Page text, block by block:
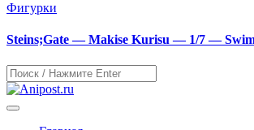
Фигурки
Steins;Gate — Makise Kurisu — 1/7 —